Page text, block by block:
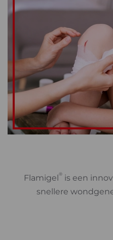
Flamigel® is een
snellere